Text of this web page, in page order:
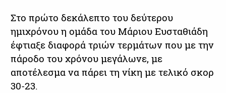
Στο πρώτο δεκάλεπτο του δεύτερου
ημιχρόνου η ομάδα του Μάριου Ευσταθιάδη
έφτιαξε διαφορά τριών τερμάτων που με την
πάροδο του χρόνου μεγάλωνε, με
αποτέλεσμα να πάρει τη νίκη με τελικό σκορ
30-23.